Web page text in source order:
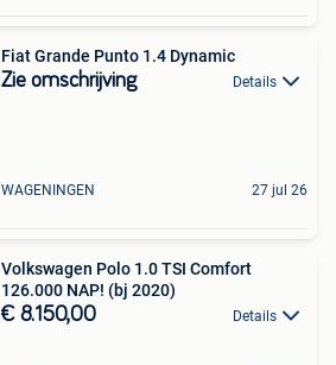
Fiat Grande Punto 1.4 Dynamic
Zie omschrijving Details
WAGENINGEN 27 jul 26
Volkswagen Polo 1.0 TSI Comfort
126.000 NAP! (bj 2020)
€ 8.150,00 Details